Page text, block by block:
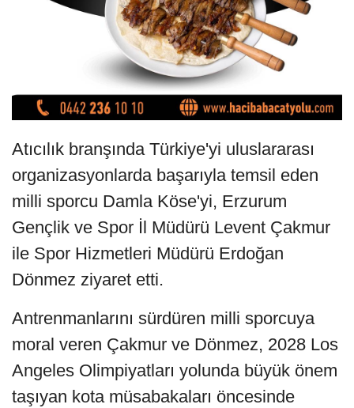
Atıcılık branşında Türkiye'yi uluslararası
organizasyonlarda başarıyla temsil eden
milli sporcu Damla Köse'yi, Erzurum
Gençlik ve Spor İl Müdürü Levent Çakmur
ile Spor Hizmetleri Müdürü Erdoğan
Dönmez ziyaret etti.
Antrenmanlarını sürdüren milli sporcuya
moral veren Çakmur ve Dönmez, 2028 Los
Angeles Olimpiyatları yolunda büyük önem
taşıyan kota müsabakaları öncesinde